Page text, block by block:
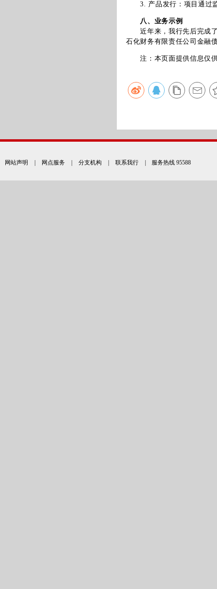
3. 产品发行：项目通过监
八、业务示例
近年来，我行先后完成了
石化财务有限责任公司金融
注：本页面提供信息仅供
网站声明 网点服务 分支机构 联系我行 | 服务热线 95588